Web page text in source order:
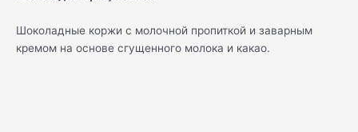
Шоколадные коржи с молочной пропиткой и заварным
кремом на основе сгущенного молока и какао.